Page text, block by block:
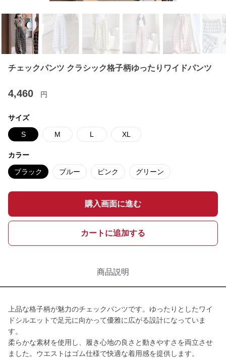
チェックパンツ クラシック格子柄ゆったりワイドパンツ
4,460 円
サイズ
S M L XL
カラー
ブラック ブルー ピンク グリーン
購入画面に進む
カートに追加する
商品説明
上品な格子柄が魅力のチェックパンツです。ゆったりとしたワイ
ドシルエットで足元に向かって優雅に広がる設計になっていま
す。
柔らかな素材を使用し、履き心地の良さと動きやすさを両立させ
ました。ウエストはゴム仕様で快適な着用感を提供します。